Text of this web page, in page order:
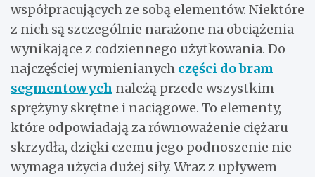
współpracujących ze sobą elementów. Niektóre
z nich są szczególnie narażone na obciążenia
wynikające z codziennego użytkowania. Do
najczęściej wymienianych części do bram
segmentowych należą przede wszystkim
sprężyny skrętne i naciągowe. To elementy,
które odpowiadają za równoważenie ciężaru
skrzydła, dzięki czemu jego podnoszenie nie
wymaga użycia dużej siły. Wraz z upływem